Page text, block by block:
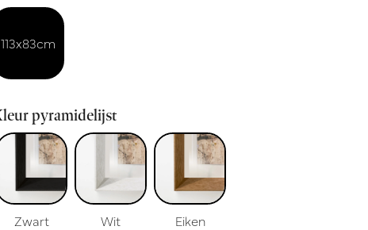
113x83cm
pyramidelijst
Zwart Wit Eiken